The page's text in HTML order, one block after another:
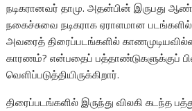
நடிகரானவர் தாமு. அதன்பின் இருபது
நகைச்சுவை நடிகராக ஏராளமான படங்களில்
அவரைத் திரைப்படங்களில்
காரணம்? என்பதைப் பத்தாண்டுகளுக்குப்
வெளிப்படுத்தியிருக்கிறார்.
திரைப்படங்களில் இருந்து விலகி கடந்த